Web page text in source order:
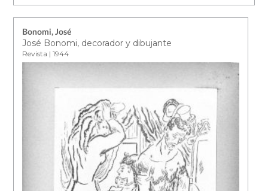
Bonomi, José
José Bonomi, decorador y dibujante
Revista | 1944